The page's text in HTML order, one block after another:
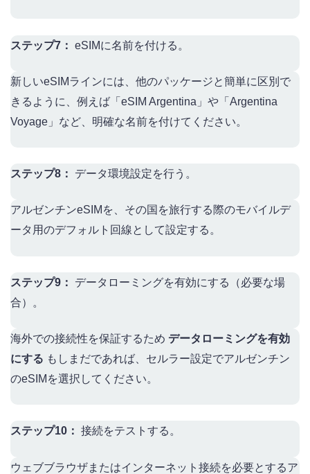
ステップ7： eSIMに名前を付ける。
新しいeSIMラインには、他のパッケージと簡単に区別で
きるように、例えば「eSIM Argentina」や「Argentina
Voyage」など、明確な名前を付けてください。
ステップ8： データ環境設定を行う。
アルゼンチンeSIMを、その国を旅行する際のモバイルデ
ータ用のデフォルト回線として設定する。
ステップ9：
データローミングを有効にする（必要な場
合）。
海外での接続性を保証するため データローミングを有効
にする もしまだであれば、セルラー設定でアルゼンチン
のeSIMを選択してください。
ステップ10： 接続をテストする。
ウェブブラウザまたはインターネット接続を必要とするア